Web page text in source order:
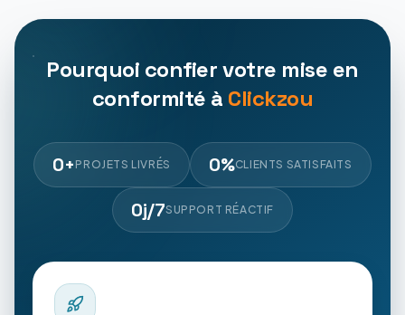
Pourquoi confier votre mise en
conformité à Clickzou
0+ PROJETS LIVRÉS 0%CLIENTS SATISFAITS
0j/7SUPPORT RÉACTIF